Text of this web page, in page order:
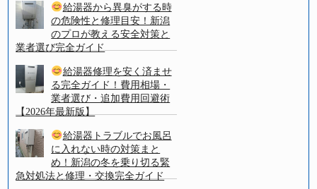
給湯器から異臭がする時
の危険性と修理目安！新潟
のプロが教える安全対策と
業者選び完全ガイド
給湯器修理を安く済ませ
る完全ガイド！費用相場・
業者選び・追加費用回避術
【2026年最新版】
給湯器トラブルでお風呂
に入れない時の対策まと
め！新潟の冬を乗り切る緊
急対処法と修理・交換完全ガイド